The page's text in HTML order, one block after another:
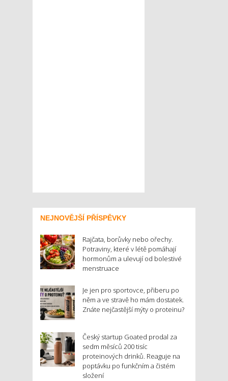
NEJNOVĚJŠÍ PŘÍSPĚVKY
Rajčata, borůvky nebo ořechy.
Potraviny, které v létě pomáhají
hormonům a ulevují od bolestivé
menstruace
Je jen pro sportovce, přiberu po
něm a ve stravě ho mám dostatek.
Znáte nejčastější mýty o proteinu?
Český startup Goated prodal za
sedm měsíců 200 tisíc
proteinových drinků. Reaguje na
poptávku po funkčním a čistém
složení